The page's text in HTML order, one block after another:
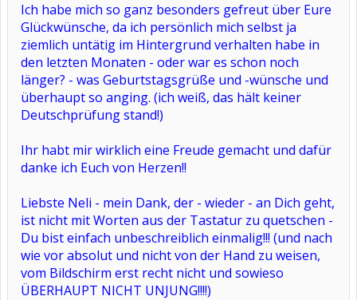
Ich habe mich so ganz besonders gefreut über Eure
Glückwünsche, da ich persönlich mich selbst ja
ziemlich untätig im Hintergrund verhalten habe in
den letzten Monaten - oder war es schon noch
länger? - was Geburtstagsgrüße und -wünsche und
überhaupt so anging. (ich weiß, das hält keiner
Deutschprüfung stand!)
Ihr habt mir wirklich eine Freude gemacht und dafür
danke ich Euch von Herzen!!
Liebste Neli - mein Dank, der - wieder - an Dich geht,
ist nicht mit Worten aus der Tastatur zu quetschen -
Du bist einfach unbeschreiblich einmalig!!! (und nach
wie vor absolut und nicht von der Hand zu weisen,
vom Bildschirm erst recht nicht und sowieso
ÜBERHAUPT NICHT UNJUNG!!!!)